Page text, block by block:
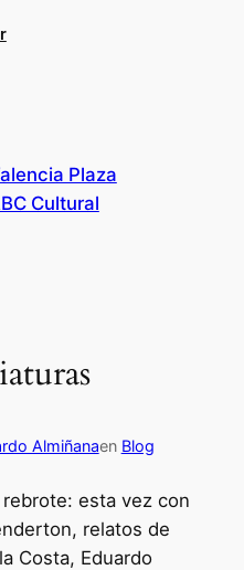
Plaza
Cultural
Almiñanaen Blog
esta vez con
relatos de
Costa, Eduardo